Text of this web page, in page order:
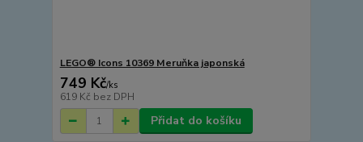
LEGO® Icons 10369 Meruňka japonská
749 Kč/ks
619 Kč bez DPH
Přidat do košíku